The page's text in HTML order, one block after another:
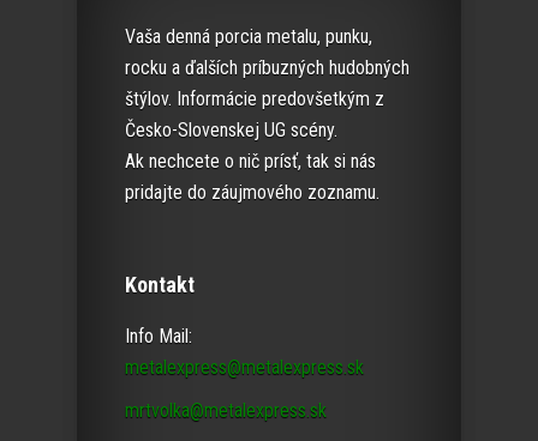
Vaša denná porcia metalu, punku,
rocku a ďalších príbuzných hudobných
štýlov. Informácie predovšetkým z
Česko-Slovenskej UG scény.
Ak nechcete o nič prísť, tak si nás
pridajte do záujmového zoznamu.
Kontakt
Info Mail:
metalexpress@metalexpress.sk
mrtvolka@metalexpress.sk